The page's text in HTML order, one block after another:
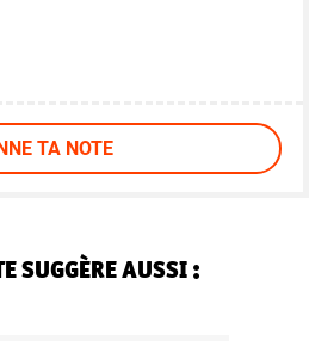
TA NOTE
SUGGÈRE AUSSI :